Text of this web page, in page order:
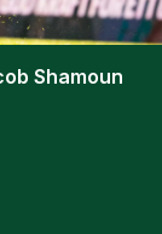
Shamoun